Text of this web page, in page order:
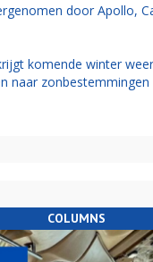
door Apollo,
komende winter weer
naar zonbestemmingen
COLUMNS